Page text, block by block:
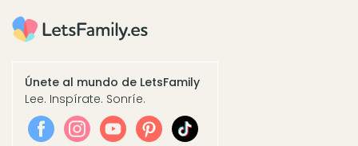
Únete al mundo de LetsFamily
Lee. Inspírate. Sonríe.